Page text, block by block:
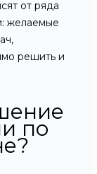
от ряда
желаемые
решить и
по